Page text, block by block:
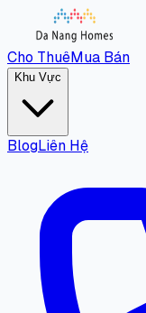
Cho ThuêMua Bán
Khu Vực
BlogLiên Hệ